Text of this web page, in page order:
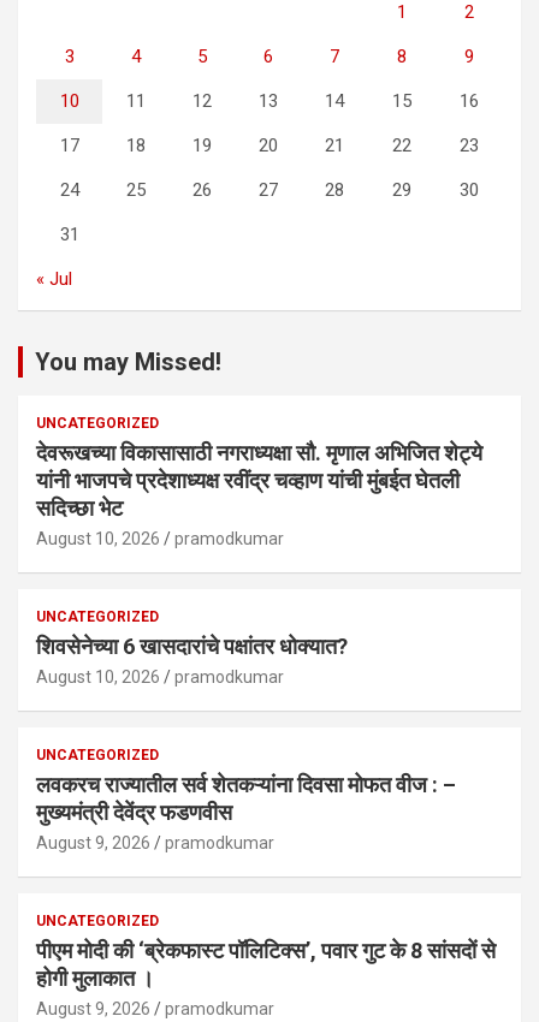
1 2
3 4 5 6 7 8 9
10 11 12 13 14 15 16
17 18 19 20 21 22 23
24 25 26 27 28 29 30
31
« Jul
You may Missed!
UNCATEGORIZED
देवरूखच्या विकासासाठी नगराध्यक्षा सौ. मृणाल अभिजित शेट्ये
यांनी भाजपचे प्रदेशाध्यक्ष रवींद्र चव्हाण यांची मुंबईत घेतली
सदिच्छा भेट
August 10, 2026 pramodkumar
UNCATEGORIZED
शिवसेनेच्या 6 खासदारांचे पक्षांतर धोक्यात?
August 10, 2026 pramodkumar
UNCATEGORIZED
लवकरच राज्यातील सर्व शेतकऱ्यांना दिवसा मोफत वीज : –
मुख्यमंत्री देवेंद्र फडणवीस
August 9, 2026 pramodkumar
UNCATEGORIZED
पीएम मोदी की ‘ब्रेकफास्ट पॉलिटिक्स’, पवार गुट के 8 सांसदों से
होगी मुलाकात ।
August 9, 2026 pramodkumar